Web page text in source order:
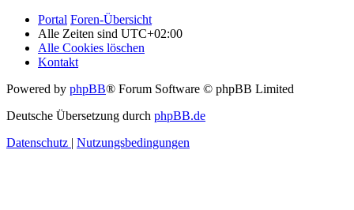
Portal Foren-Übersicht
Alle Zeiten sind UTC+02:00
Alle Cookies löschen
Kontakt
Powered by phpBB® Forum Software © phpBB Limited
Deutsche Übersetzung durch phpBB.de
Datenschutz | Nutzungsbedingungen